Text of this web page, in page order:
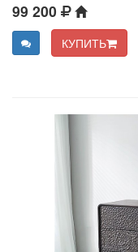
99 200
КУПИТЬ